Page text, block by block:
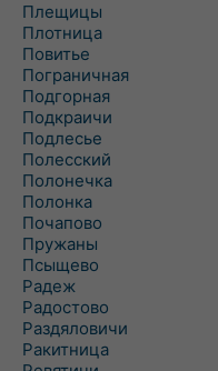
Плещицы
Плотница
Повитье
Пограничная
Подгорная
Подкраичи
Подлесье
Полесский
Полонечка
Полонка
Почапово
Пружаны
Псыщево
Радеж
Радостово
Раздяловичи
Ракитница